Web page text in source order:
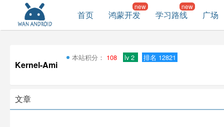
首页 鸿蒙开发 学习路线 广场
Kernel-Ami
本站积分： 108 lv 2 排名 12821
文章